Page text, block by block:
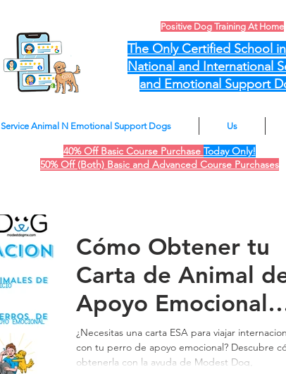
Positive Dog Training At Home
The Only Certified School
National and International
and Emotional Support
Service Animal N Emotional Support Dogs Us
40% Off Basic Course Purchase Today Only!
50% Off (Both) Basic and Advanced Course Purchases
Cómo Obtener tu
Carta de Animal
Apoyo Emocional
(ESA) para Viajar
¿Necesitas una carta ESA para viajar
con tu perro de apoyo emocional? Descubre
obtenerla con la ayuda de Modest Dog,